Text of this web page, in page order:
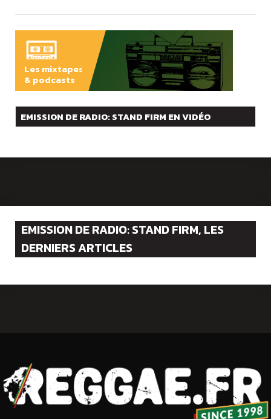
Les mixtapes
& podcasts
EMISSION DE RADIO: STAND FIRM EN VIDÉO
EMISSION DE RADIO: STAND FIRM, LES
DERNIERS ARTICLES